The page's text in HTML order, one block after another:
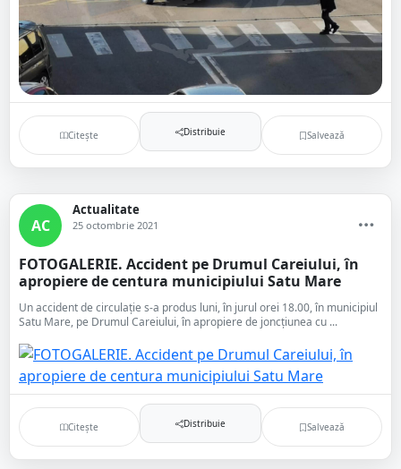
Citește Distribuie Salvează
AC
Actualitate
25 octombrie 2021
FOTOGALERIE. Accident pe Drumul Careiului, în
apropiere de centura municipiului Satu Mare
Un accident de circulație s-a produs luni, în jurul orei 18.00, în municipiul
Satu Mare, pe Drumul Careiului, în apropiere de joncțiunea cu ...
Citește Distribuie Salvează